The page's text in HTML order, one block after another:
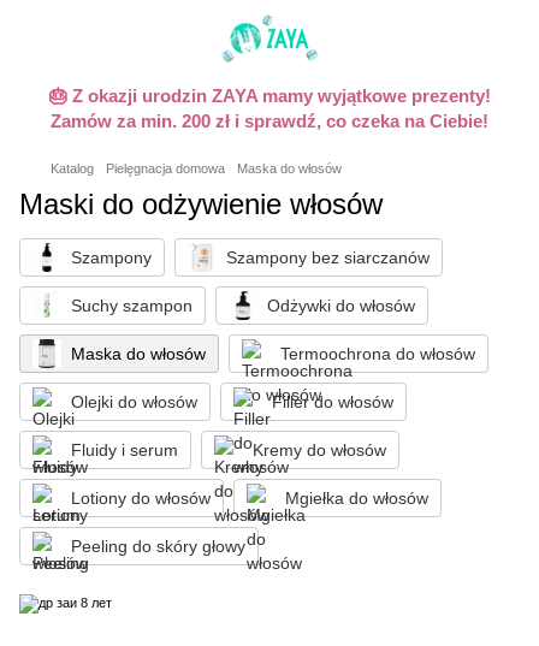
🎂 Z okazji urodzin ZAYA mamy wyjątkowe prezenty!
Zamów za min. 200 zł i sprawdź, co czeka na Ciebie!
Katalog Pielęgnacja domowa Maska do włosów
Maski do odżywienie włosów
Szampony Szampony bez siarczanów
Suchy szampon Odżywki do włosów
Maska do włosów Termoochrona do włosów
Olejki do włosów Filler do włosów
Fluidy i serum Kremy do włosów
Lotiony do włosów Mgiełka do włosów
Peeling do skóry głowy